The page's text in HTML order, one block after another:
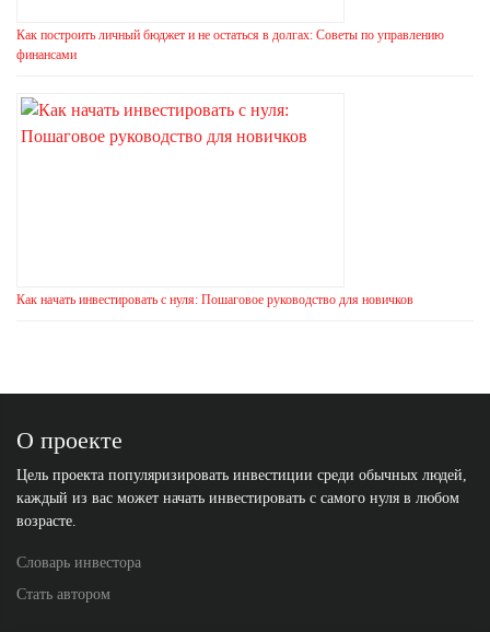
Как построить личный бюджет и не остаться в долгах: Советы по управлению
финансами
Как начать инвестировать с нуля: Пошаговое руководство для новичков
О проекте
Цель проекта популяризировать инвестиции среди обычных людей,
каждый из вас может начать инвестировать с самого нуля в любом
возрасте.
Словарь инвестора
Стать автором